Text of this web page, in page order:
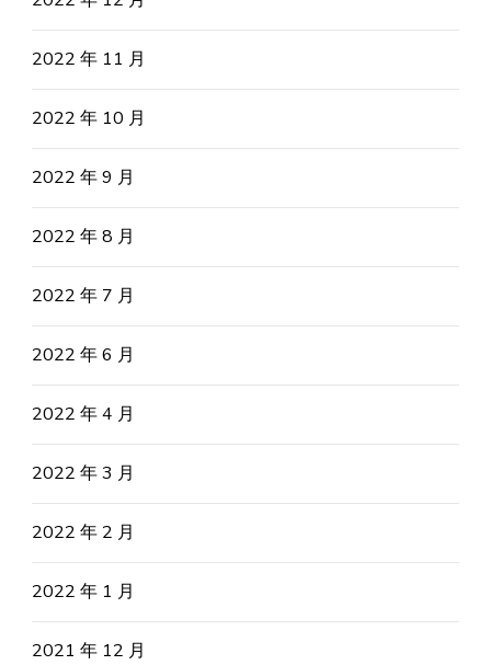
2022 年 11 月
2022 年 10 月
2022 年 9 月
2022 年 8 月
2022 年 7 月
2022 年 6 月
2022 年 4 月
2022 年 3 月
2022 年 2 月
2022 年 1 月
2021 年 12 月